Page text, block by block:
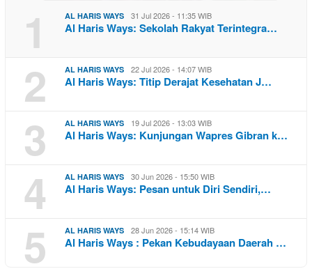
1 AL HARIS WAYS 31 Jul 2026 - 11:35 WIB
Al Haris Ways: Sekolah Rakyat Terintegra…
2 AL HARIS WAYS 22 Jul 2026 - 14:07 WIB
Al Haris Ways: Titip Derajat Kesehatan J…
3 AL HARIS WAYS 19 Jul 2026 - 13:03 WIB
Al Haris Ways: Kunjungan Wapres Gibran k…
4 AL HARIS WAYS 30 Jun 2026 - 15:50 WIB
Al Haris Ways: Pesan untuk Diri Sendiri,…
5 AL HARIS WAYS 28 Jun 2026 - 15:14 WIB
Al Haris Ways : Pekan Kebudayaan Daerah …